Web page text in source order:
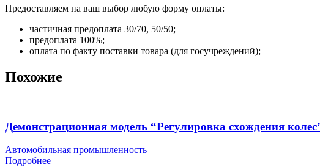
Предоставляем на ваш выбор любую форму оплаты:
частичная предоплата 30/70, 50/50;
предоплата 100%;
оплата по факту поставки товара (для госучреждений);
Похожие
Демонстрационная модель “Регулировка схождения
Автомобильная промышленность
Подробнее